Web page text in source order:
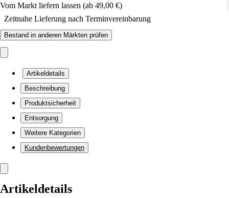
Vom Markt liefern lassen (ab 49,00 €)
Zeitnahe Lieferung nach Terminvereinbarung
Bestand in anderen Märkten prüfen
Artikeldetails
Beschreibung
Produktsicherheit
Entsorgung
Weitere Kategorien
Kundenbewertungen
Artikeldetails